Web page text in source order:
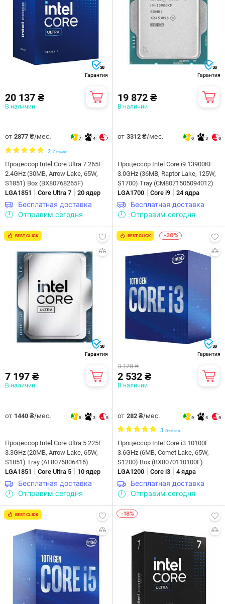
36
Гарантия
20 137 ₴
В наличии
от 2877 ₴/мес. 7 4 7
2 Отзыва
Процессор Intel Core Ultra 7 265F
2.4GHz (30MB, Arrow Lake, 65W,
S1851) Box (BX80768265F)
LGA1851
Core Ultra 7 20 ядер
Бесплатная доставка
Отправим сегодня
36
Гарантия
19 872 ₴
В наличии
от 3312 ₴/мес. 6 3 6
Процессор Intel Core i9 13900KF
3.0GHz (36MB, Raptor Lake, 125W,
S1700) Tray (CM8071505094012)
LGA1700
Core i9 24 ядра
Бесплатная доставка
Отправим сегодня
BEST CLICK
36
Гарантия
7 197 ₴
В наличии
от 1440 ₴/мес. 5 3 5
Процессор Intel Core Ultra 5 225F
3.3GHz (20MB, Arrow Lake, 65W,
S1851) Tray (AT8076806416)
LGA1851
Core Ultra 5 10 ядер
Бесплатная доставка
Отправим сегодня
BEST CLICK -20%
36
Гарантия
3 179 ₴
2 532 ₴
В наличии
от 282 ₴/мес. 9 5 9
3 Отзыва
Процессор Intel Core i3 10100F
3.6GHz (6MB, Comet Lake, 65W,
S1200) Box (BX8070110100F)
LGA1200
Core i3 4 ядра
Бесплатная доставка
Отправим сегодня
BEST CLICK -18%